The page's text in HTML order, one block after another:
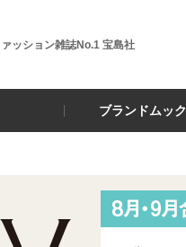
ッション雑誌No.1 宝島社
ブランドムック